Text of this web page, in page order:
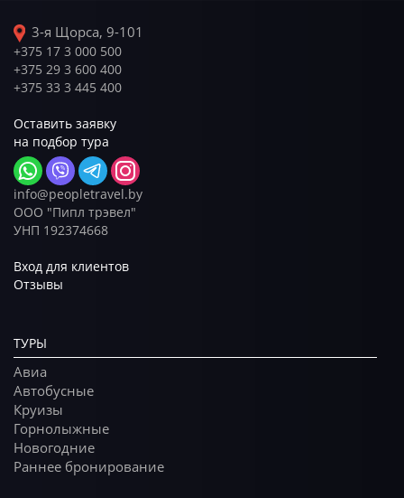
3-я Щорса, 9-101
+375 17 3 000 500
+375 29 3 600 400
+375 33 3 445 400
Оставить заявку
на подбор тура
info@peopletravel.by
ООО "Пипл трэвел"
УНП 192374668
Вход для клиентов
Отзывы
ТУРЫ
Авиа
Автобусные
Круизы
Горнолыжные
Новогодние
Раннее бронирование